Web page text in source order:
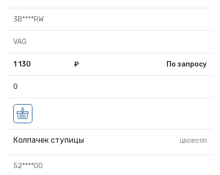
3B****RW
VAG
1 130 ₽ По запросу
0
Колпачек ступицы ЦБ080131
52****00